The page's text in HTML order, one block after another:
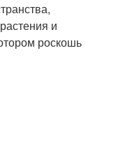
и
роскошь